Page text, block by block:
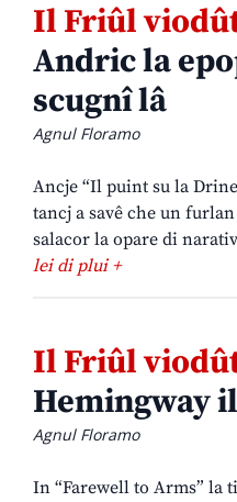
Il Friûl
Andric la
scugnî lâ
Agnul Floramo
Ancje “Il puint su la
tancj a savê che un
salacor la opare di
lei di plui +
Il Friûl
Hemingway
Agnul Floramo
In “Farewell to Arms” la